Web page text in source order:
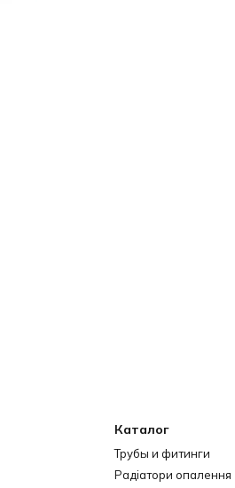
Каталог
Трубы и фитинги
Радіатори опалення